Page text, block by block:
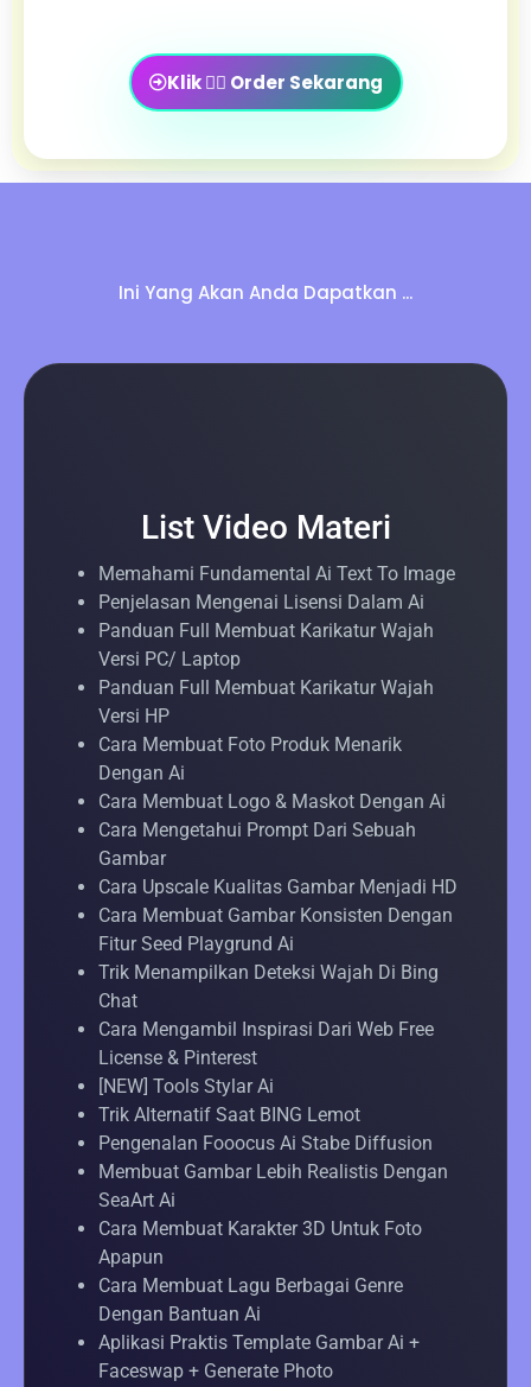
Klik 👉🏻 Order Sekarang
Ini Yang Akan Anda Dapatkan ...
List Video Materi
Memahami Fundamental Ai Text To Image
Penjelasan Mengenai Lisensi Dalam Ai
Panduan Full Membuat Karikatur Wajah
Versi PC/ Laptop
Panduan Full Membuat Karikatur Wajah
Versi HP
Cara Membuat Foto Produk Menarik
Dengan Ai
Cara Membuat Logo & Maskot Dengan Ai
Cara Mengetahui Prompt Dari Sebuah
Gambar
Cara Upscale Kualitas Gambar Menjadi HD
Cara Membuat Gambar Konsisten Dengan
Fitur Seed Playgrund Ai
Trik Menampilkan Deteksi Wajah Di Bing
Chat
Cara Mengambil Inspirasi Dari Web Free
License & Pinterest
[NEW] Tools Stylar Ai
Trik Alternatif Saat BING Lemot
Pengenalan Fooocus Ai Stabe Diffusion
Membuat Gambar Lebih Realistis Dengan
SeaArt Ai
Cara Membuat Karakter 3D Untuk Foto
Apapun
Cara Membuat Lagu Berbagai Genre
Dengan Bantuan Ai
Aplikasi Praktis Template Gambar Ai +
Faceswap + Generate Photo